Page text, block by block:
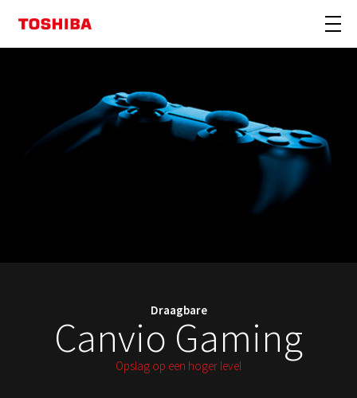
Draagbare
Canvio Gaming
Opslag op een hoger level